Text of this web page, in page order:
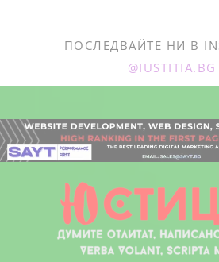
ПОСЛЕДВАЙТЕ НИ В
@IUSTITIA.BG